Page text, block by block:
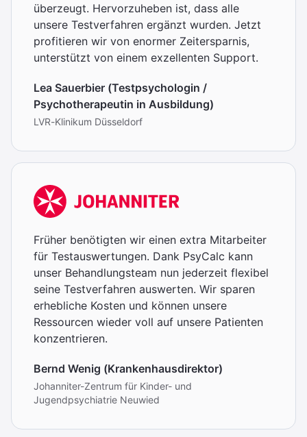
überzeugt. Hervorzuheben ist, dass alle
unsere Testverfahren ergänzt wurden. Jetzt
profitieren wir von enormer Zeitersparnis,
unterstützt von einem exzellenten Support.
Lea Sauerbier (Testpsychologin /
Psychotherapeutin in Ausbildung)
LVR-Klinikum Düsseldorf
Früher benötigten wir einen extra Mitarbeiter
für Testauswertungen. Dank PsyCalc kann
unser Behandlungsteam nun jederzeit flexibel
seine Testverfahren auswerten. Wir sparen
erhebliche Kosten und können unsere
Ressourcen wieder voll auf unsere Patienten
konzentrieren.
Bernd Wenig (Krankenhausdirektor)
Johanniter-Zentrum für Kinder- und
Jugendpsychiatrie Neuwied